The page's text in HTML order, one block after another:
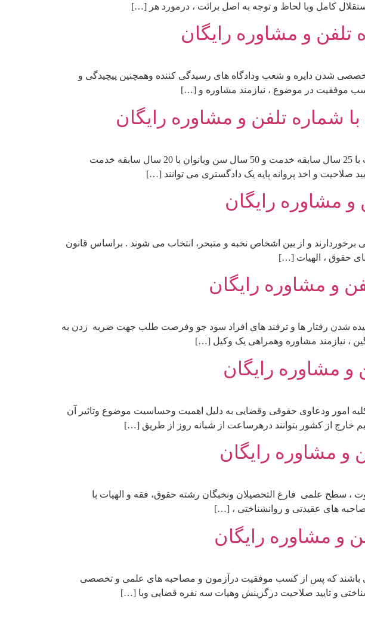
کامل وبا لحاظ و توجه به اصل برائت ، درمورد هر […]
و مشاوره رایگان
شدن دایره و شعب ودادگاه های رسیدگی کننده وهمچنین پیچیدگی و
موفقیت در موضوع ، نیازمند مشاوره و […]
شماره تلفن و مشاوره رایگان
مقررات بازنشستگی قضات مراجع قضایی تابع قانون استخدام کشوری می باشد که طبق آن قضات با 25 سال سابقه خدمت و 50 سال سن وبانوان با 20 سال سابقه خدمت
و مشاوره رایگان
برخوردارند و از بین اشخاص نخبه و متبحر، انتخاب می شوند . براساس قانون
حقوق ، الهیات […]
و مشاوره رایگان
شدن رفتار ها و ترفند های افراد سود جو وفرصت طلب جهت ضربه زدن به
، نیازمند مشاوره وهمراهی یک وکیل […]
و مشاوره رایگان
امور ودعاوی حقوقی وقضایی به دلیل اهمیت وحساسیت موضوع وتاثیر آن
خارج از کشور بتوانند درهرساعت از شبانه روز از طریق […]
و مشاوره رایگان
علمی فارغ التحصیلان ونخبگان رشته حقوق، فقه و الهیات با
و مشاوره رایگان
باشند که پس از کسب موفقیت درآزمون و مصاحبه های علمی و تخصصی
و تایید صلاحیت درگزینش وهیات سه نفره قضایی وبا […]